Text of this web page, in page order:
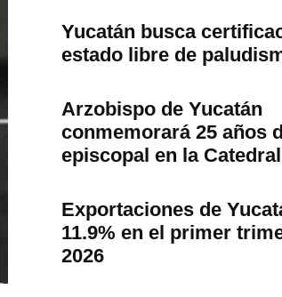
Yucatán busca
estado libre de
Arzobispo de Yucatán
conmemorará 25 años
episcopal en la Catedral
Exportaciones de
11.9% en el primer
2026